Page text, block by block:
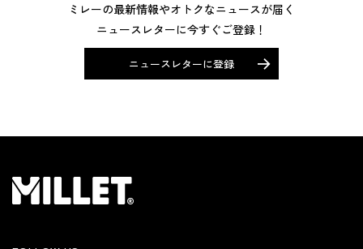
ミレーの最新情報やオトクなニュースが届く
ニュースレターに今すぐご登録！
ニュースレターに登録